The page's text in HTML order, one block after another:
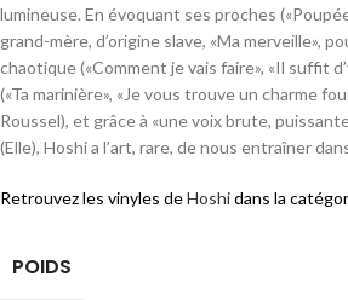
lumineuse. En évoquant ses proches
grand-mère, d’origine slave, «Ma merveille»,
chaotique («Comment je vais faire», «Il suffit
(«Ta marinière», «Je vous trouve un charme
Roussel), et grâce à «une voix brute,
(Elle), Hoshi a l’art, rare, de nous entraîner
Retrouvez les vinyles deHoshidans la
POIDS